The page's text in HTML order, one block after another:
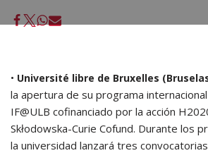
• Université libre de Bruxelles
la apertura de su programa
IF@ULB cofinanciado por la acción
Skłodowska-Curie Cofund. Durante los
la universidad lanzará tres